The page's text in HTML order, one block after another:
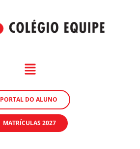
PORTAL DO ALUNO
MATRÍCULAS 2027